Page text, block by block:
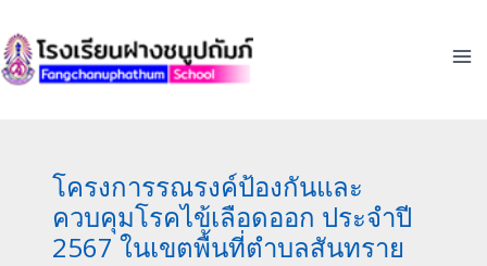
to
content
โครงการรณรงค์ป้องกันและ
ควบคุมโรคไข้เลือดออก ประจำปี
2567 ในเขตพื้นที่ตำบลสันทราย